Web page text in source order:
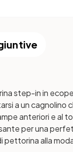
step-in in
a un
anteriori e al
per una
pettorina alla